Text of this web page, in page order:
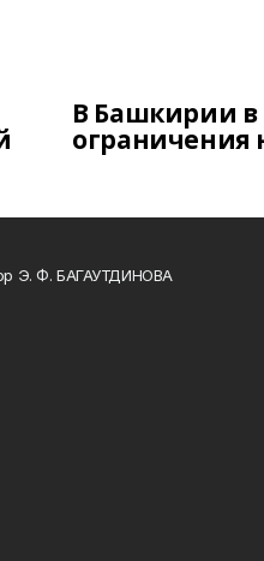
В Башкирии в
ограничения
Э. Ф. БАГАУТДИНОВА